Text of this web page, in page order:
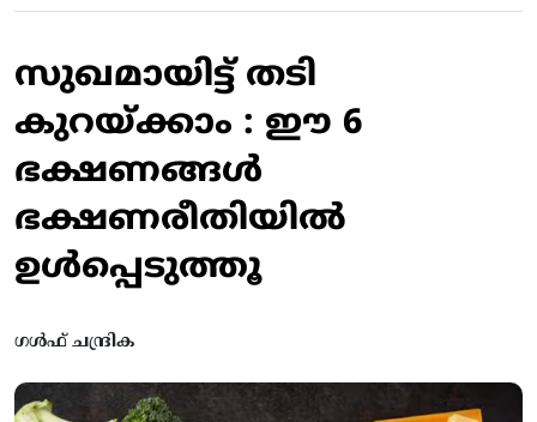
സുഖമായിട്ട് തടി
കുറയ്ക്കാം : ഈ 6
ഭക്ഷണങ്ങൾ
ഭക്ഷണരീതിയിൽ
ഉൾപ്പെടുത്തൂ
ഗൾഫ് ചന്ദ്രിക